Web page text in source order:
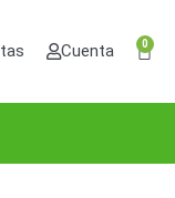
Cuenta 0